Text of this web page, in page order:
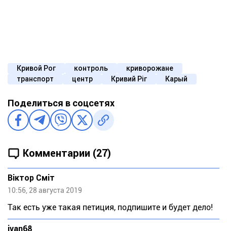
Кривой Рог контроль
криворожане
транспорт
центр Кривий Ріг Карый
Поделиться в соцсетях
Комментарии (27)
Віктор Сміт
10:56, 28 августа 2019
Так есть уже такая петиция, подпишите и будет дело!
ivan68